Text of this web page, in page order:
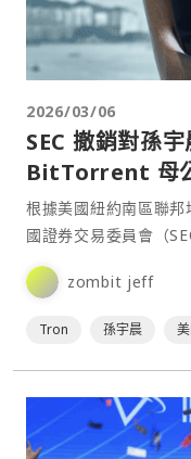
2026/03/06
SEC 撤銷對孫
BitTorrent 母
罰款
根據美國紐約南區聯
國證券交易委員會（
（Tron）創辦人孫宇
zombit jeff
Tron 孫宇晨